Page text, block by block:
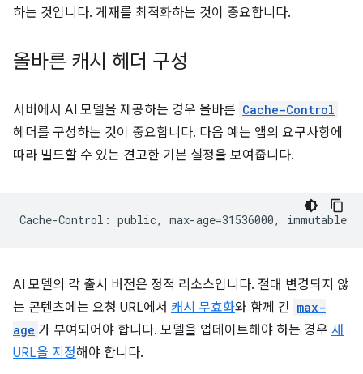
하는 것입니다. 게재를 최적화하는 것이 중요합니다.
올바른 캐시 헤더 구성
서버에서 AI 모델을 제공하는 경우 올바른 Cache-Control
헤더를 구성하는 것이 중요합니다. 다음 예는 앱의 요구사항에
따라 빌드할 수 있는 견고한 기본 설정을 보여줍니다.
AI 모델의 각 출시 버전은 정적 리소스입니다. 절대 변경되지 않
는 콘텐츠에는 요청 URL에서 캐시 무효화와 함께 긴 max-
age 가 부여되어야 합니다. 모델을 업데이트해야 하는 경우 새
URL을 지정해야 합니다.